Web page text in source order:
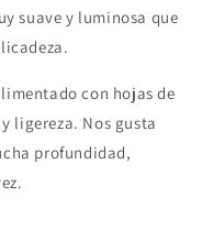
suave y luminosa que
con hojas de
ligereza. Nos gusta
profundidad,